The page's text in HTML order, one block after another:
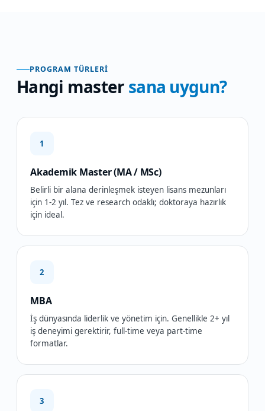
PROGRAM TÜRLERI
Hangi master sana uygun?
1
Akademik Master (MA / MSc)
Belirli bir alana derinleşmek isteyen lisans mezunları
için 1-2 yıl. Tez ve research odaklı; doktoraya hazırlık
için ideal.
2
MBA
İş dünyasında liderlik ve yönetim için. Genellikle 2+ yıl
iş deneyimi gerektirir, full-time veya part-time
formatlar.
3